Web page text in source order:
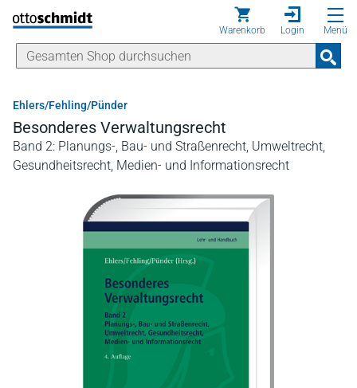
Direkt zum Inhalt
Warenkorb Login Menü
Ehlers/Fehling/Pünder
Besonderes Verwaltungsrecht
Band 2: Planungs-, Bau- und Straßenrecht, Umweltrecht,
Gesundheitsrecht, Medien- und Informationsrecht